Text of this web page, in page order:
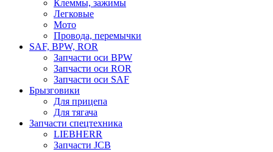
Клеммы, зажимы
Легковые
Мото
Провода, перемычки
SAF, BPW, ROR
Запчасти оси BPW
Запчасти оси ROR
Запчасти оси SAF
Брызговики
Для прицепа
Для тягача
Запчасти спецтехника
LIEBHERR
Запчасти JCB